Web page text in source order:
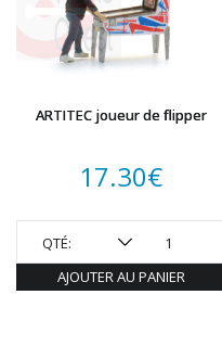
ARTITEC joueur de flipper
17.30€
QTÉ:
AJOUTER AU PANIER